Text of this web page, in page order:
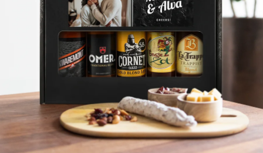
Gratis kort med hilsen
Lav noget særligt i blot få trin – med hendes navn, et
billede af dig eller en besked, der går lige i hendes hjerte.
Intet besvær men udelukkende en masse kærlighed i
øjeblikket.